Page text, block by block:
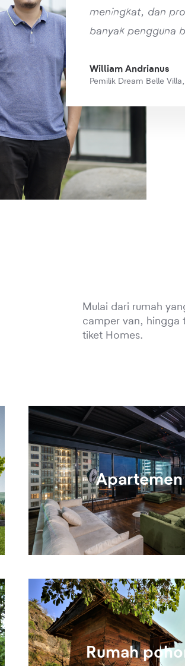
meningkat, dan
banyak pengguna
William Andrianus
Pemilik Dream Belle
Mulai dari rumah
camper van, hingga
tiket Homes.
Apartemen
Rumah